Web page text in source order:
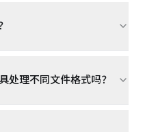
处理不同文件格式吗？